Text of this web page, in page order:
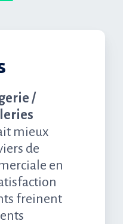
/
mieux
de
en
freinent